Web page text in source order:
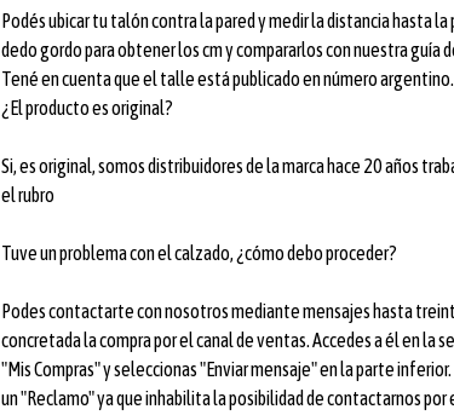
Podés ubicar tu talón contra la pared y medir la distancia hasta la
dedo gordo para obtener los cm y compararlos con nuestra guía
Tené en cuenta que el talle está publicado en número argentino.
¿El producto es original?
Si, es original, somos distribuidores de la marca hace 20 años
el rubro
Tuve un problema con el calzado, ¿cómo debo proceder?
Podes contactarte con nosotros mediante mensajes hasta
concretada la compra por el canal de ventas. Accedes a él en la
"Mis Compras" y seleccionas "Enviar mensaje" en la parte inferior.
un "Reclamo" ya que inhabilita la posibilidad de contactarnos